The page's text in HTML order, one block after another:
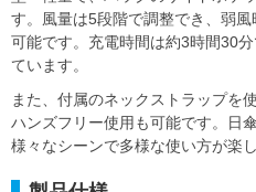
す。風量は5段階で調整でき、弱
可能です。充電時間は約3時間30
ています。
また、付属のネックストラップを
ハンズフリー使用も可能です。日
様々なシーンで多様な使い方が楽し